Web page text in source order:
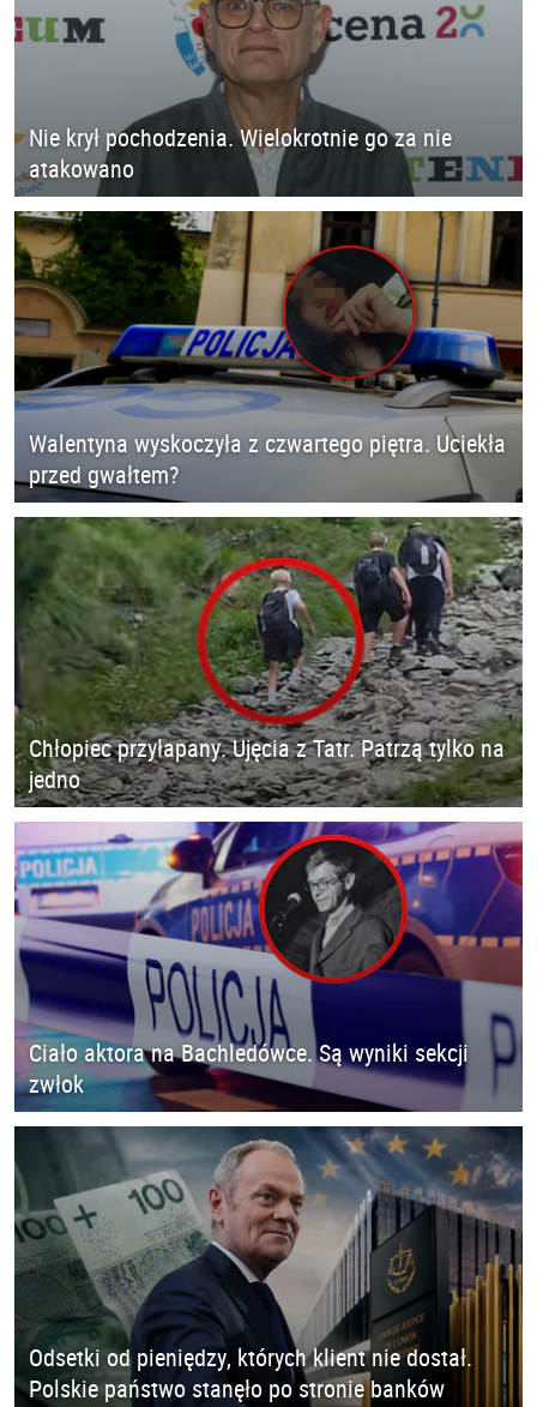
Nie krył pochodzenia. Wielokrotnie go za nie
atakowano
Walentyna wyskoczyła z czwartego piętra. Uciekła
przed gwałtem?
Chłopiec przyłapany. Ujęcia z Tatr. Patrzą tylko na
jedno
Ciało aktora na Bachledówce. Są wyniki sekcji
zwłok
Odsetki od pieniędzy, których klient nie dostał.
Polskie państwo stanęło po stronie banków